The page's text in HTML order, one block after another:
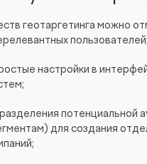
геотаргетинга можно
пользователей;
настройки в
потенциальной
для создания